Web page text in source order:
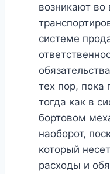
возникают во
системе
тех пор, пока
тогда как в
бортовом
наоборот,
который
расходы и